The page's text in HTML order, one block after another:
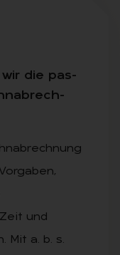
wir die pas­
und
Mit a. b. s.